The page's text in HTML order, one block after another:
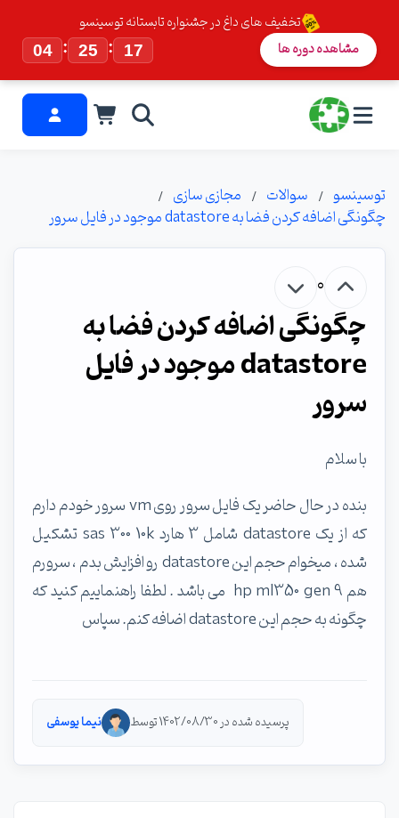
تخفیف های داغ در جشنواره تابستانه توسینسو
04 : 25 : 17 مشاهده دوره ها
توسینسو سوالات
مجازی سازی
چگونگی اضافه کردن فضا به datastore موجود در فایل سرور
0
چگونگی اضافه کردن فضا به
datastore موجود در فایل
سرور
با سلام
بنده در حال حاضر یک فایل سرور روی vm سرور خودم دارم
که از یک datastore شامل 3 هارد sas 300 10k تشکیل
شده ، میخوام حجم این datastore رو افزایش بدم ، سرورم
هم hp ml350 gen 9 می باشد . لطفا راهنماییم کنید که
چگونه به حجم این datastore اضافه کنم. سپاس
پرسیده شده در 1402/08/30 توسط نیما یوسفی